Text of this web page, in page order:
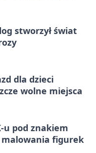
stworzył świat
dla dzieci
wolne miejsca
u pod znakiem
figurek